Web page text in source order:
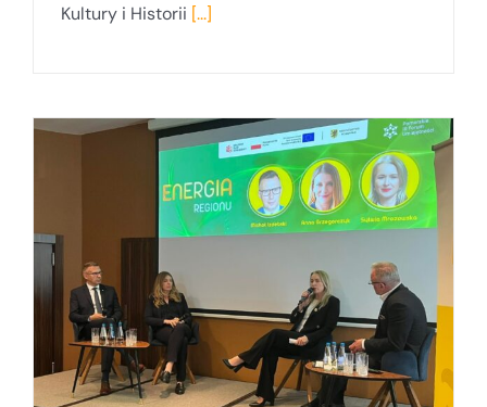
Kultury i Historii [...]